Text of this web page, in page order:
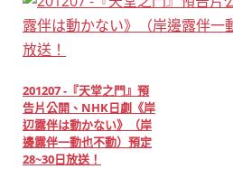
201207 -『天堂之門』預
告片公開、NHK日劇《岸
辺露伴は動かない》（岸
邊露伴一動也不動）預定
28~30日放送！